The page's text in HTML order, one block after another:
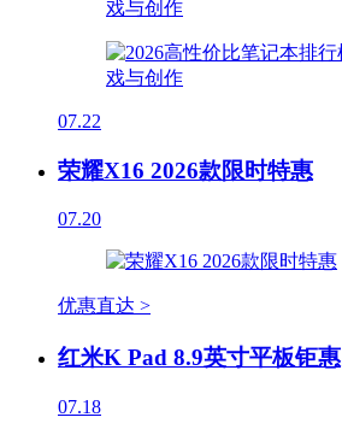
07.22
荣耀X16 2026款限时特惠
07.20
优惠直达 >
红米K Pad 8.9英寸平板钜惠
07.18